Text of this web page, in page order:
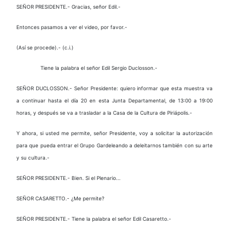
SEÑOR PRESIDENTE.- Gracias, señor Edil.-
Entonces pasamos a ver el video, por favor.-
(Así se procede).- (c.i.)
Tiene la palabra el señor Edil Sergio Duclosson.-
SEÑOR DUCLOSSON.- Señor Presidente: quiero informar que esta muestra va
a continuar hasta el día 20 en esta Junta Departamental, de 13:00 a 19:00
horas, y después se va a trasladar a la Casa de la Cultura de Piriápolis.-
Y ahora, si usted me permite, señor Presidente, voy a solicitar la autorización
para que pueda entrar el Grupo Gardeleando a deleitarnos también con su arte
y su cultura.-
SEÑOR PRESIDENTE.- Bien. Si el Plenario...
SEÑOR CASARETTO.- ¿Me permite?
SEÑOR PRESIDENTE.- Tiene la palabra el señor Edil Casaretto.-